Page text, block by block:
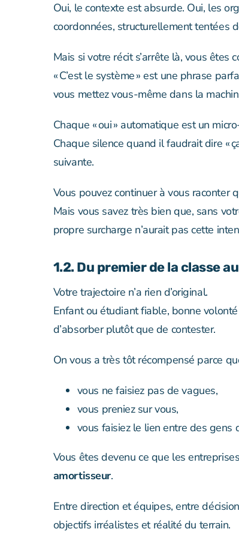
Oui, le contexte est absurde. Oui, les
coordonnées, structurellement tentées
Mais si votre récit s’arrête là, vous êtes
« C’est le système » est une phrase
vous mettez vous-même dans la
Chaque « oui » automatique est un
Chaque silence quand il faudrait dire «
suivante.
Vous pouvez continuer à vous raconter
Mais vous savez très bien que, sans
propre surcharge n’aurait pas cette
1.2. Du premier de la classe
Votre trajectoire n’a rien d’original.
Enfant ou étudiant fiable, bonne
d’absorber plutôt que de contester.
On vous a très tôt récompensé parce
vous ne faisiez pas de vagues,
vous preniez sur vous,
vous faisiez le lien entre des gens
Vous êtes devenu ce que les
amortisseur.
Entre direction et équipes, entre
objectifs irréalistes et réalité du terrain.